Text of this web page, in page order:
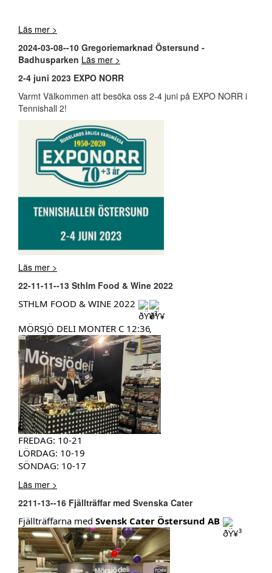
Läs mer >
2024-03-08--10 Gregoriemarknad Östersund -
Badhusparken Läs mer >
2-4 juni 2023 EXPO NORR
Varmt Välkommen att besöka oss 2-4 juni på EXPO NORR i
Tennishall 2!
Läs mer >
22-11-11--13 Sthlm Food & Wine 2022
STHLM FOOD & WINE 2022
MÖRSJÖ DELI MONTER C 12:36
FREDAG: 10-21
LÖRDAG: 10-19
SÖNDAG: 10-17
Läs mer >
2211-13--16 Fjällträffar med Svenska Cater
Fjällträffarna med Svensk Cater Östersund AB